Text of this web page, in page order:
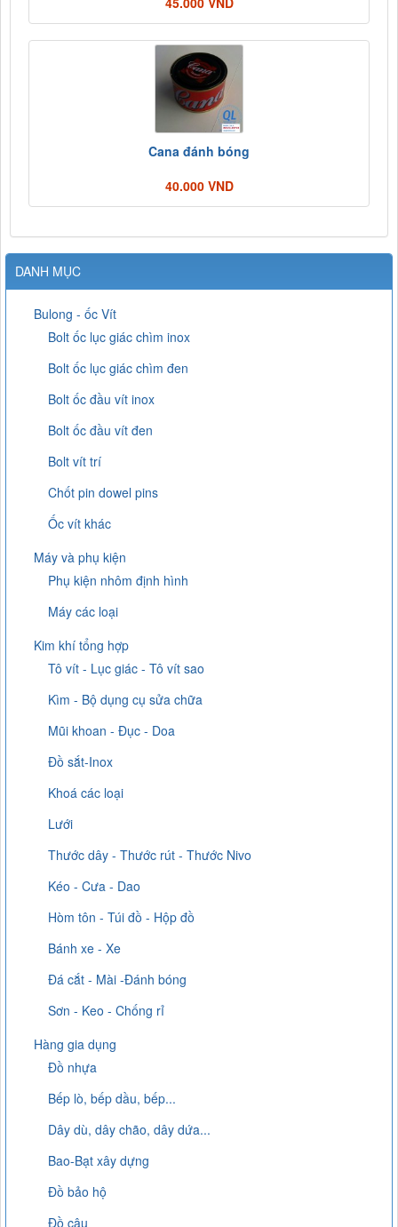
Cana đánh bóng
40.000 VND
DANH MỤC
Bulong - ốc Vít
Bolt ốc lục giác chìm inox
Bolt ốc lục giác chìm đen
Bolt ốc đầu vít inox
Bolt ốc đầu vít đen
Bolt vít trí
Chốt pin dowel pins
Ốc vít khác
Máy và phụ kiện
Phụ kiện nhôm định hình
Máy các loại
Kim khí tổng hợp
Tô vít - Lục giác - Tô vít sao
Kìm - Bộ dụng cụ sửa chữa
Mũi khoan - Đục - Doa
Đồ sắt-Inox
Khoá các loại
Lưới
Thước dây - Thước rút - Thước Nivo
Kéo - Cưa - Dao
Hòm tôn - Túi đồ - Hộp đồ
Bánh xe - Xe
Đá cắt - Mài -Đánh bóng
Sơn - Keo - Chống rỉ
Hàng gia dụng
Đồ nhựa
Bếp lò, bếp dầu, bếp...
Dây dù, dây chão, dây dứa...
Bao-Bạt xây dựng
Đồ bảo hộ
Đồ câu